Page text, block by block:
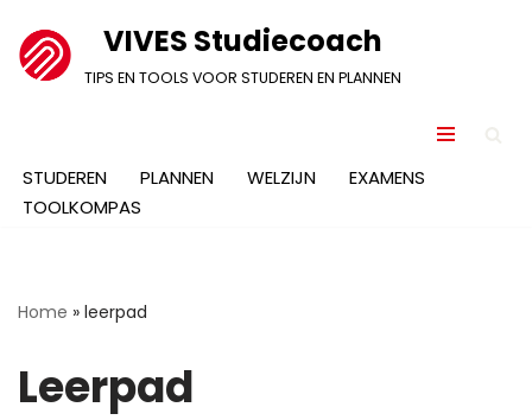
Ga
VIVES Studiecoach
TIPS EN TOOLS VOOR STUDEREN EN PLANNEN
STUDEREN PLANNEN WELZIJN
EXAMENS
TOOLKOMPAS
Home » leerpad
Leerpad